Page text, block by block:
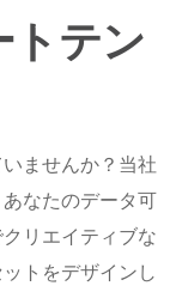
トテン
ませんか？当社
なたのデータ可
リエイティブな
トをデザインし